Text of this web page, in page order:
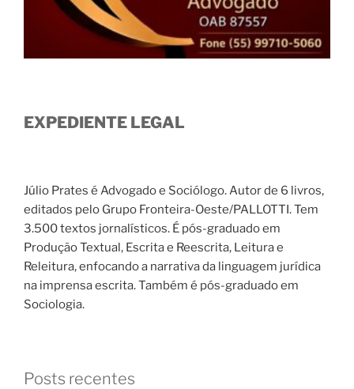
EXPEDIENTE LEGAL
Júlio Prates é Advogado e Sociólogo. Autor de 6 livros,
editados pelo Grupo Fronteira-Oeste/PALLOTTI. Tem
3.500 textos jornalísticos. É pós-graduado em
Produção Textual, Escrita e Reescrita, Leitura e
Releitura, enfocando a narrativa da linguagem jurídica
na imprensa escrita. Também é pós-graduado em
Sociologia.
Posts recentes